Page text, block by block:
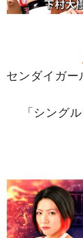
センダイガー
「シング